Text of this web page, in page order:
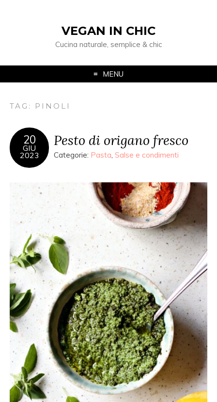
VEGAN IN CHIC
Cucina naturale, semplice & chic
MENU
TAG: PINOLI
20
GIU
2023
Pesto di origano fresco
Categorie: Pasta, Salse e condimenti